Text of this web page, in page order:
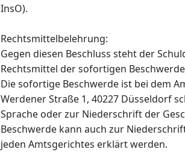
InsO).
Rechtsmittelbelehrung:
Gegen diesen Beschluss steht der
Rechtsmittel der sofortigen Beschwerde
Die sofortige Beschwerde ist bei dem
Werdener Straße 1, 40227 Düsseldorf
Sprache oder zur Niederschrift der
Beschwerde kann auch zur
jeden Amtsgerichtes erklärt werden.